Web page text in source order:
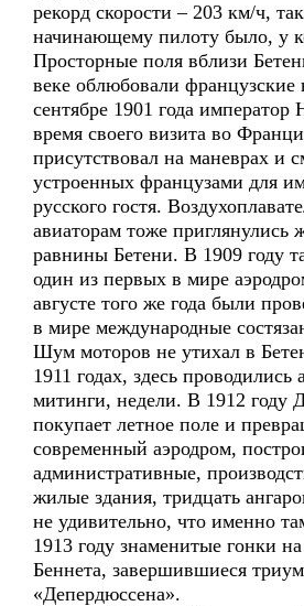
рекорд скорости – 203 км/ч,
начинающему пилоту было, у
Просторные поля вблизи
веке облюбовали
сентябре 1901 года
время своего визита во
присутствовал на маневрах и
устроенных французами для
русского гостя.
авиаторам тоже приглянулись
равнины Бетени. В 1909 году
один из первых в мире
августе того же года были
в мире международные
Шум моторов не утихал в
1911 годах, здесь
митинги, недели. В 1912 году
покупает летное поле и
современный аэродром,
административные,
жилые здания, тридцать
не удивительно, что именно
1913 году знаменитые гонки
Беннета, завершившиеся
«Депердюссена».